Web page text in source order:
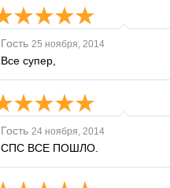
Гость 25 ноября, 2014
Все супер,
Гость 24 ноября, 2014
СПС ВСЕ ПОШЛО.